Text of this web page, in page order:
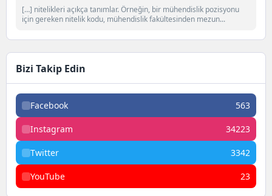
[…] nitelikleri açıkça tanımlar. Örneğin, bir mühendislik pozisyonu
için gereken nitelik kodu, mühendislik fakültesinden mezun...
Bizi Takip Edin
Facebook 563
Instagram 34223
Twitter 3342
YouTube 23